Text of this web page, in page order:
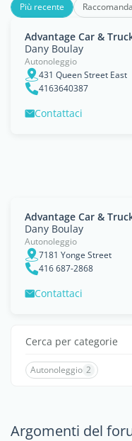
Più recente
Advantage Car &
Dany Boulay
Autonoleggio
431 Queen Street East
4163640387
Contattaci
Advantage Car &
Dany Boulay
Autonoleggio
7181 Yonge Street
416 687-2868
Contattaci
Cerca per categorie
Autonoleggio 2
Argomenti del